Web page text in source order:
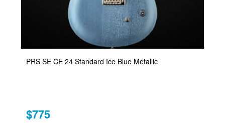
PRS SE CE 24 Standard Ice Blue Metallic
$775